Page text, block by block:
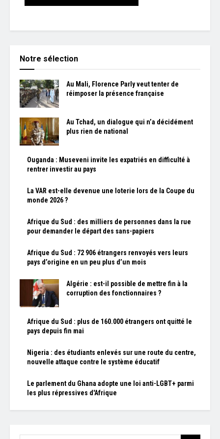
Notre sélection
Au Mali, Florence Parly veut tenter de
réimposer la présence française
Au Tchad, un dialogue qui n’a décidément
plus rien de national
Ouganda : Museveni invite les expatriés en difficulté à
rentrer investir au pays
La VAR est-elle devenue une loterie lors de la Coupe du
monde 2026 ?
Afrique du Sud : des milliers de personnes dans la rue
pour demander le départ des sans-papiers
Afrique du Sud : 72 906 étrangers renvoyés vers leurs
pays d’origine en un peu plus d’un mois
Algérie : est-il possible de mettre fin à la
corruption des fonctionnaires ?
Afrique du Sud : plus de 160.000 étrangers ont quitté le
pays depuis fin mai
Nigeria : des étudiants enlevés sur une route du centre,
nouvelle attaque contre le système éducatif
Le parlement du Ghana adopte une loi anti-LGBT+ parmi
les plus répressives d'Afrique